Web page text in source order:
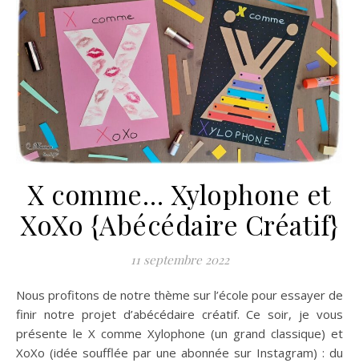
X comme… Xylophone et
XoXo {Abécédaire Créatif}
11 septembre 2022
Nous profitons de notre thème sur l’école pour essayer de
finir notre projet d’abécédaire créatif. Ce soir, je vous
présente le X comme Xylophone (un grand classique) et
XoXo (idée soufflée par une abonnée sur Instagram) : du